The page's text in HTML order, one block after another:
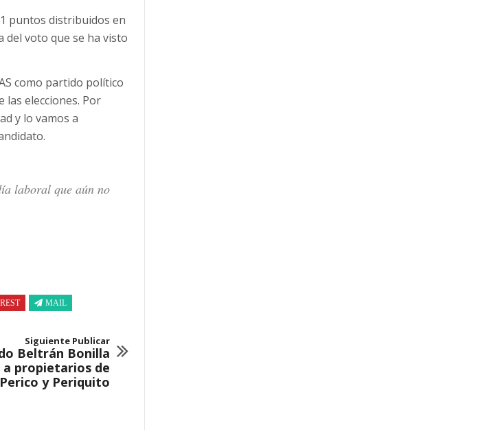
puntos distribuidos en
del voto que se ha visto
como partido político
las elecciones. Por
y lo vamos a
laboral que aún no
MAIL
Siguiente Publicar
Beltrán Bonilla
propietarios de
y Periquito